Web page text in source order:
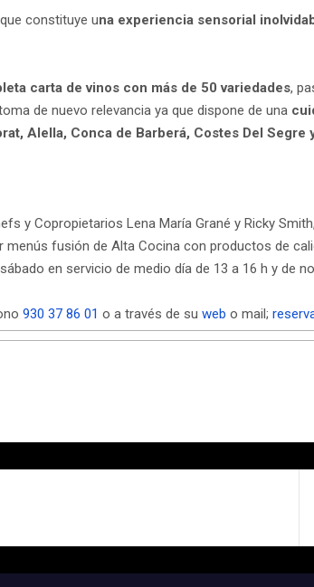
constituye una experiencia sensorial
carta de vinos con más de 50 variedades,
de nuevo relevancia ya que dispone de una
Alella, Conca de Barberá, Costes Del Segre
y Copropietarios Lena María Grané y Ricky
fusión de Alta Cocina con productos de
en servicio de medio día de 13 a 16 h y de
930 37 86 01 o a través de su web o mail;